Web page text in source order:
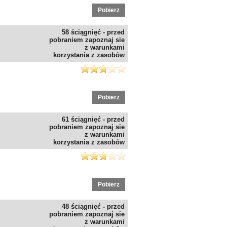
Pobierz
58 ściągnięć - przed
pobraniem zapoznaj sie
z warunkami
korzystania z zasobów
Pobierz
61 ściągnięć - przed
pobraniem zapoznaj sie
z warunkami
korzystania z zasobów
Pobierz
48 ściągnięć - przed
pobraniem zapoznaj sie
z warunkami